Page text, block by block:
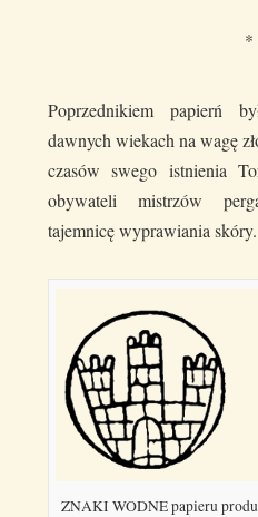
*
Poprzednikiem papierń
dawnych wiekach na wagę
czasów swego istnienia
obywateli mistrzów
tajemnicę wyprawiania skóry.
ZNAKI WODNE papieru